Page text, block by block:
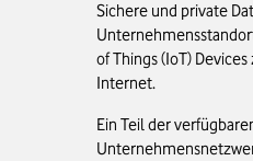
Sichere und private
of Things (IoT)
Internet.
Ein Teil der